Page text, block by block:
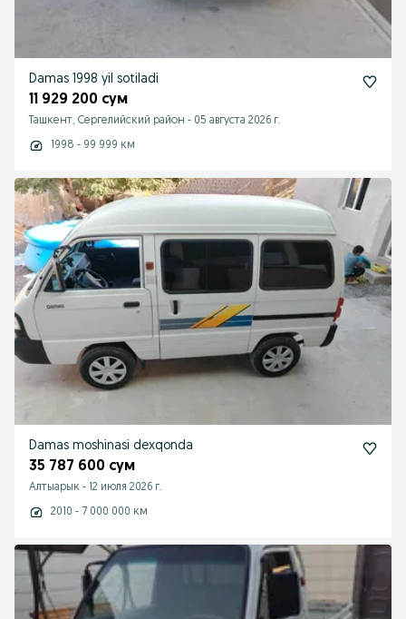
Damas 1998 yil sotiladi
11 929 200 сум
Ташкент, Сергелийский район - 05 августа 2026 г.
1998 - 99 999 км
Damas moshinasi dexqonda
35 787 600 сум
Алтыарык - 12 июля 2026 г.
2010 - 7 000 000 км